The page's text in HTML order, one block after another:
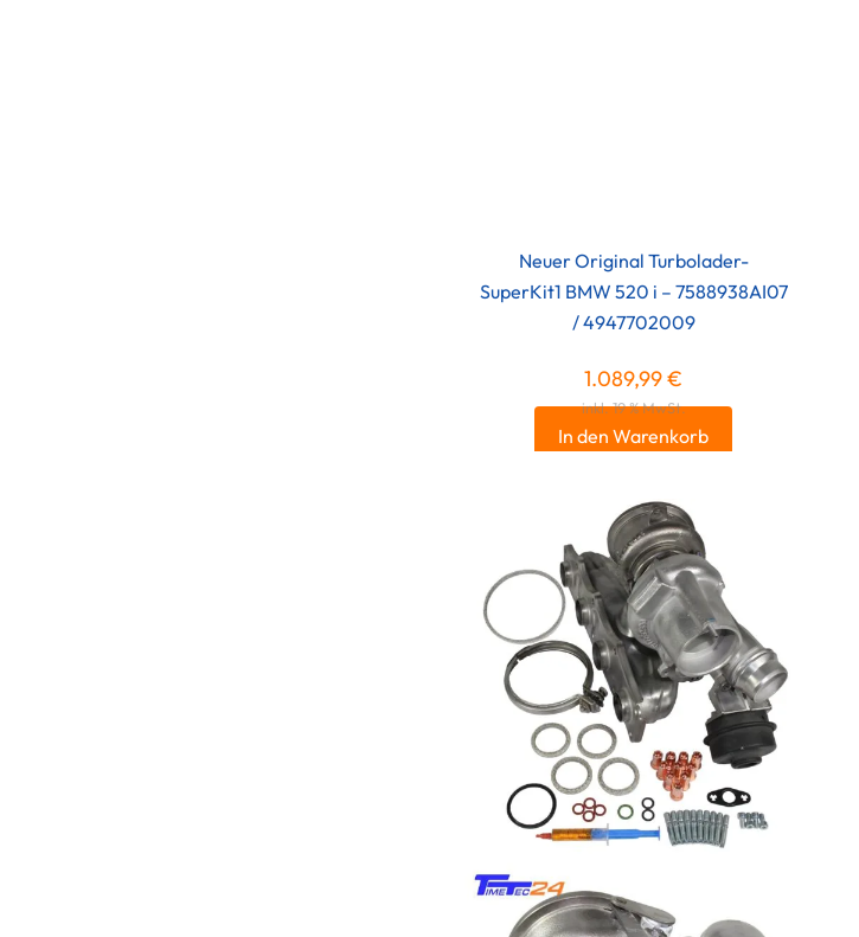
Neuer Original Turbolader-
SuperKit1 BMW 520 i – 7588938AI07
/ 4947702009
1.089,99€
inkl. 19 % MwSt.
In den Warenkorb